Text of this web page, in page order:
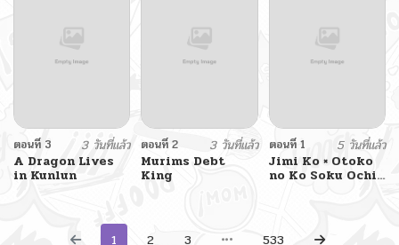
ตอนที่ 3
3 วันที่แล้ว
A Dragon Lives
in Kunlun
ตอนที่ 2
3 วันที่แล้ว
Murims Debt
King
ตอนที่ 1
5 วันที่แล้ว
Jimi Ko × Otoko
no Ko Soku Ochi
1 2 3 533